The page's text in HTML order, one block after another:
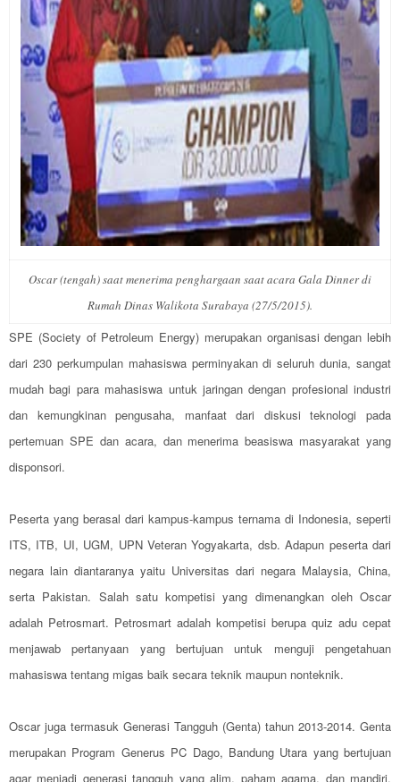
Oscar (tengah) saat menerima penghargaan saat acara Gala Dinner di
Rumah Dinas Walikota Surabaya (27/5/2015).
SPE (Society of Petroleum Energy) merupakan organisasi dengan lebih
dari 230 perkumpulan mahasiswa perminyakan di seluruh dunia, sangat
mudah bagi para mahasiswa untuk jaringan dengan profesional industri
dan kemungkinan pengusaha, manfaat dari diskusi teknologi pada
pertemuan SPE dan acara, dan menerima beasiswa masyarakat yang
disponsori.
Peserta yang berasal dari kampus-kampus ternama di Indonesia, seperti
ITS, ITB, UI, UGM, UPN Veteran Yogyakarta, dsb. Adapun peserta dari
negara lain diantaranya yaitu Universitas dari negara Malaysia, China,
serta Pakistan. Salah satu kompetisi yang dimenangkan oleh Oscar
adalah Petrosmart. Petrosmart adalah kompetisi berupa quiz adu cepat
menjawab pertanyaan yang bertujuan untuk menguji pengetahuan
mahasiswa tentang migas baik secara teknik maupun nonteknik.
Oscar juga termasuk Generasi Tangguh (Genta) tahun 2013-2014. Genta
merupakan Program Generus PC Dago, Bandung Utara yang bertujuan
agar menjadi generasi tangguh yang alim, paham agama, dan mandiri.